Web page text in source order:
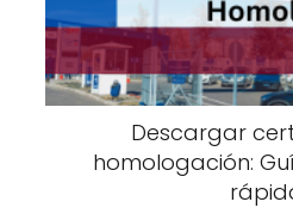
Descargar
homologación: